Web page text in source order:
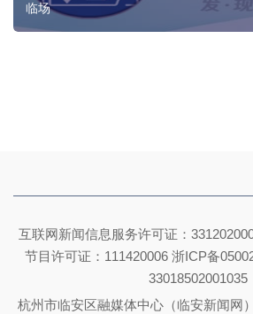
临场
互联网新闻信息服务许可证：
节目许可证：111420006 浙ICP备
33018502001035
杭州市临安区融媒体中心（临安新闻网